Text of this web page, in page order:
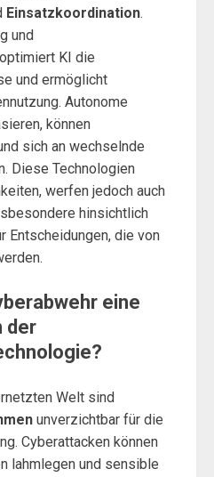
Einsatzkoordination.
und
optimiert KI die
und ermöglicht
Autonome
können
sich an wechselnde
Diese Technologien
werfen jedoch auch
hinsichtlich
Entscheidungen, die von
eine
der
Welt sind
unverzichtbar für die
Cyberattacken können
lahmlegen und sensible